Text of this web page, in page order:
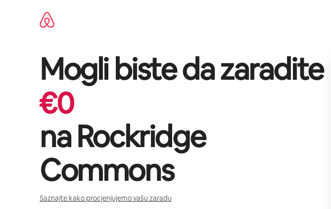
Mogli biste da zaradite
€0
naRockridge
Commons
Saznajte kako procjenjujemo vašu zaradu